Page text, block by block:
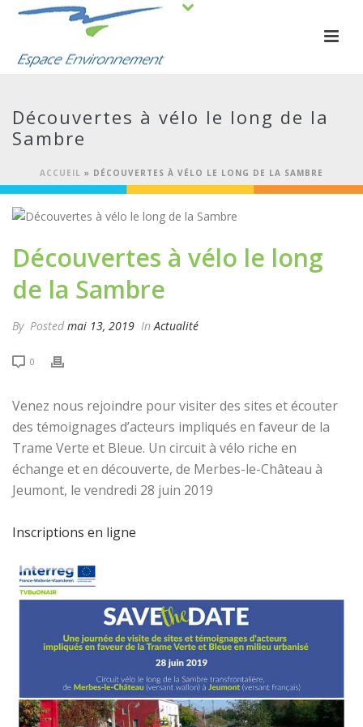
Découvertes à vélo le long de la
Sambre
ACCUEIL » DÉCOUVERTES À VÉLO LE LONG DE LA SAMBRE
Découvertes à vélo le long
de la Sambre
By Posted mai 13, 2019 In Actualité
0
Venez nous rejoindre pour visiter des sites et écouter
des témoignages d’acteurs impliqués en faveur de la
Trame Verte et Bleue. Un circuit à vélo riche en
échange et en découverte, de Merbes-le-Château à
Jeumont, le vendredi 28 juin 2019
Inscriptions en ligne